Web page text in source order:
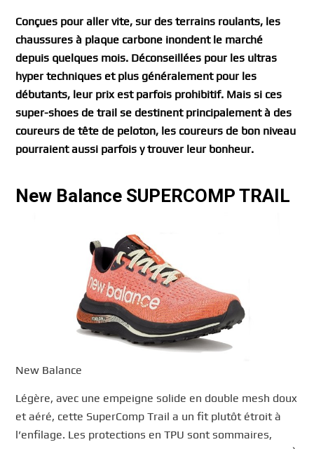
Conçues pour aller vite, sur des terrains roulants, les
chaussures à plaque carbone inondent le marché
depuis quelques mois. Déconseillées pour les ultras
hyper techniques et plus généralement pour les
débutants, leur prix est parfois prohibitif. Mais si ces
super-shoes de trail se destinent principalement à des
coureurs de tête de peloton, les coureurs de bon niveau
pourraient aussi parfois y trouver leur bonheur.
New Balance SUPERCOMP TRAIL
New Balance
Légère, avec une empeigne solide en double mesh doux
et aéré, cette SuperComp Trail a un fit plutôt étroit à
l’enfilage. Les protections en TPU sont sommaires,